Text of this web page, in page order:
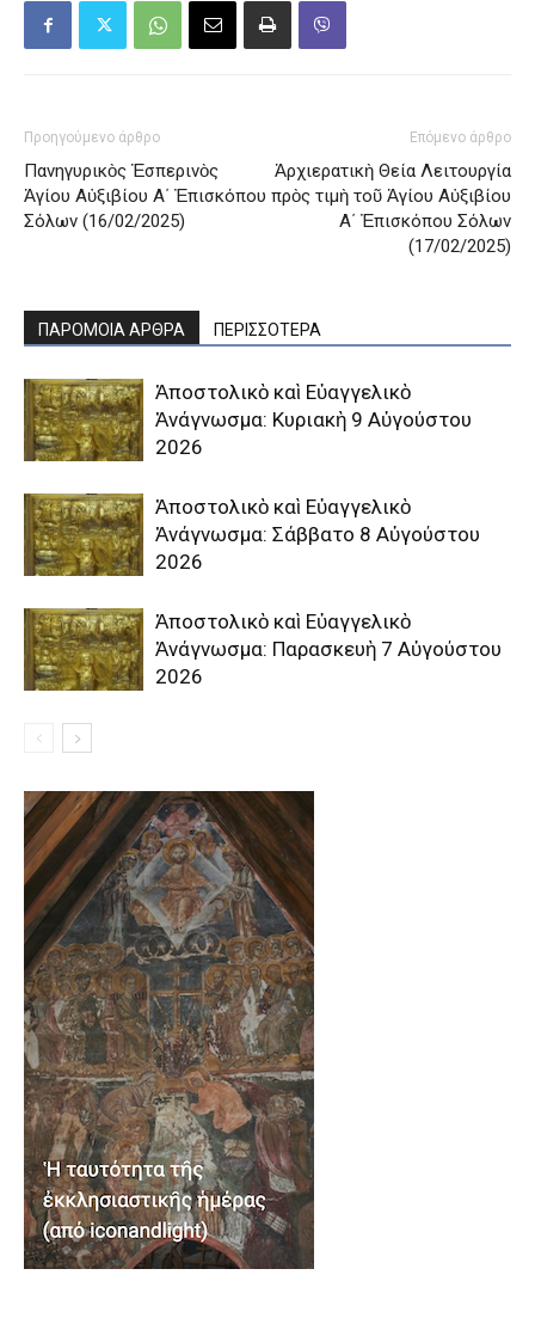
Προηγούμενο άρθρο
Πανηγυρικὸς Ἑσπερινὸς
Ἁγίου Αὐξιβίου Α΄ Ἐπισκόπου
Σόλων (16/02/2025)
Επόμενο άρθρο
Ἀρχιερατικὴ Θεία Λειτουργία
πρὸς τιμὴ τοῦ Ἁγίου Αὐξιβίου
Α΄ Ἐπισκόπου Σόλων
(17/02/2025)
ΠΑΡΟΜΟΙΑ ΑΡΘΡΑ ΠΕΡΙΣΣΟΤΕΡΑ
Ἀποστολικὸ καὶ Εὐαγγελικὸ
Ἀνάγνωσμα: Κυριακὴ 9 Αὐγούστου
2026
Ἀποστολικὸ καὶ Εὐαγγελικὸ
Ἀνάγνωσμα: Σάββατο 8 Αὐγούστου
2026
Ἀποστολικὸ καὶ Εὐαγγελικὸ
Ἀνάγνωσμα: Παρασκευὴ 7 Αὐγούστου
2026